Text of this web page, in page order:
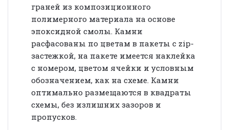
граней из композиционного
полимерного материала на основе
эпоксидной смолы. Камни
расфасованы по цветам в пакеты с zip-
застежкой, на пакете имеется наклейка
с номером, цветом ячейки и условным
обозначением, как на схеме. Камни
оптимально размещаются в квадраты
схемы, без излишних зазоров и
пропусков.